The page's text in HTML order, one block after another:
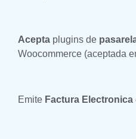
Acepta plugins de
Woocommerce (aceptada
Emite Factura Electronica